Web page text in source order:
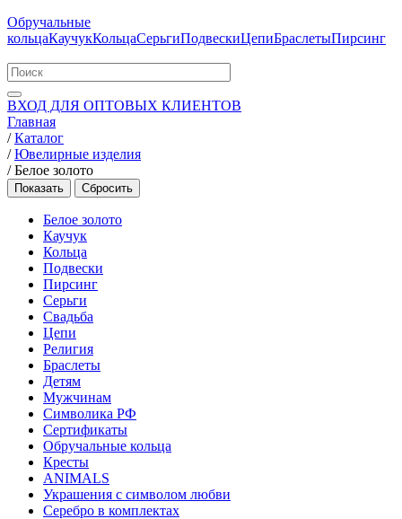
Обручальные
кольцаКаучукКольцаСерьгиПодвескиЦепиБраслетыПирсинг
ВХОД ДЛЯ ОПТОВЫХ КЛИЕНТОВ
Главная
/ Каталог
/ Ювелирные изделия
/ Белое золото
Белое золото
Каучук
Кольца
Подвески
Пирсинг
Серьги
Свадьба
Цепи
Религия
Браслеты
Детям
Мужчинам
Символика РФ
Сертификаты
Обручальные кольца
Кресты
ANIMALS
Украшения с символом любви
Серебро в комплектах